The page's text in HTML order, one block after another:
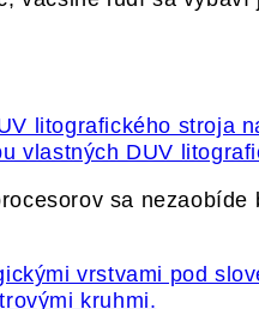
vlastných DUV
sa